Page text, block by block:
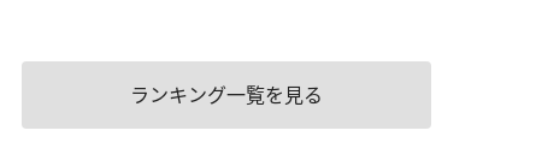
ランキング一覧を見る